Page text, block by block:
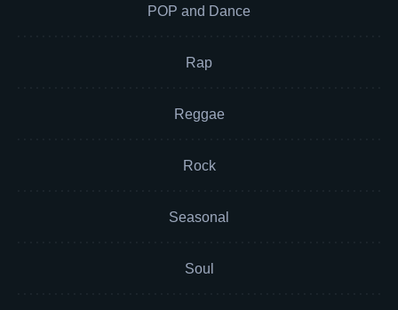
POP and Dance
Rap
Reggae
Rock
Seasonal
Soul